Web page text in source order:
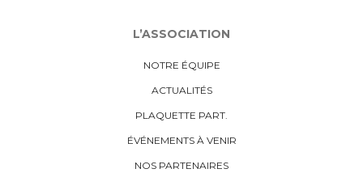
L’ASSOCIATION
NOTRE ÉQUIPE
ACTUALITÉS
PLAQUETTE PART.
ÉVÉNEMENTS À VENIR
NOS PARTENAIRES